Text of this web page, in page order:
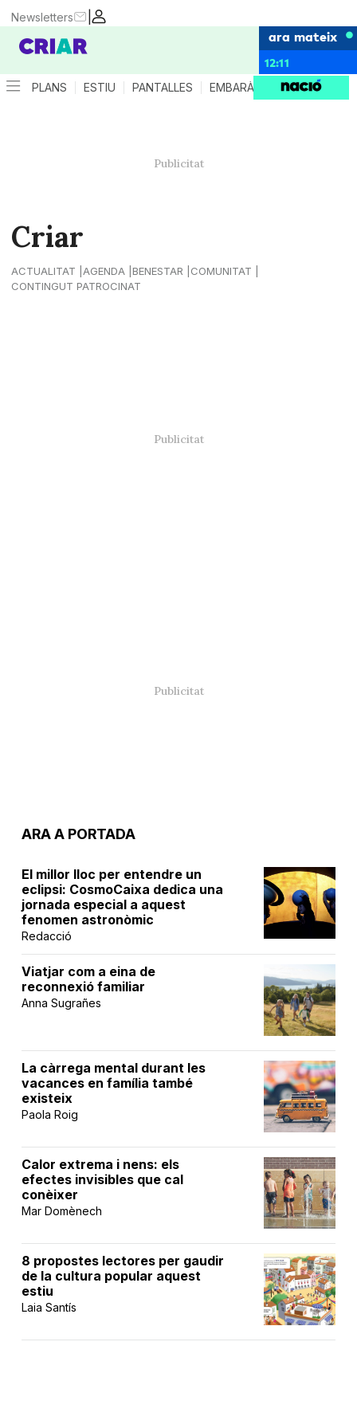
|
Newsletters
ara mateix
12:11
PLANS ESTIU PANTALLES EMBARÀS CRIANÇA
Criar
ACTUALITAT AGENDA BENESTAR
COMUNITAT
CONTINGUT PATROCINAT
ARA A PORTADA
El millor lloc per entendre un
eclipsi: CosmoCaixa dedica una
jornada especial a aquest
fenomen astronòmic
Redacció
Viatjar com a eina de
reconnexió familiar
Anna Sugrañes
La càrrega mental durant les
vacances en família també
existeix
Paola Roig
Calor extrema i nens: els
efectes invisibles que cal
conèixer
Mar Domènech
8 propostes lectores per gaudir
de la cultura popular aquest
estiu
Laia Santís